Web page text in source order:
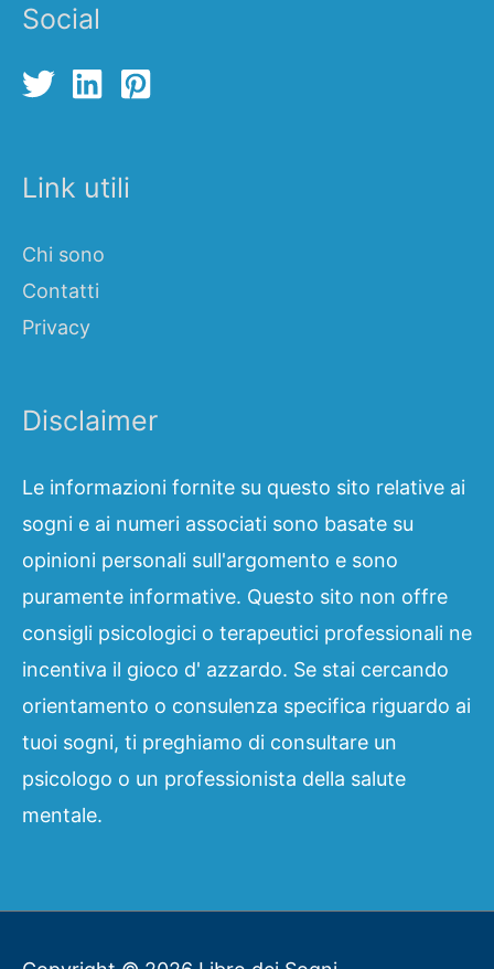
Social
Link utili
Chi sono
Contatti
Privacy
Disclaimer
Le informazioni fornite su questo sito relative ai
sogni e ai numeri associati sono basate su
opinioni personali sull'argomento e sono
puramente informative. Questo sito non offre
consigli psicologici o terapeutici professionali ne
incentiva il gioco d' azzardo. Se stai cercando
orientamento o consulenza specifica riguardo ai
tuoi sogni, ti preghiamo di consultare un
psicologo o un professionista della salute
mentale.